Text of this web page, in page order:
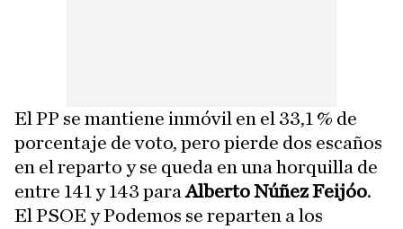
El PP se mantiene inmóvil en el 33,1 % de
porcentaje de voto, pero pierde dos escaños
en el reparto y se queda en una horquilla de
entre 141 y 143 paraAlberto Núñez Feijóo.
El PSOE y Podemos se reparten a los